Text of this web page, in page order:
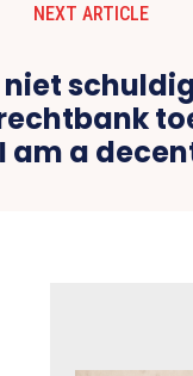
NEXT ARTICLE
am a